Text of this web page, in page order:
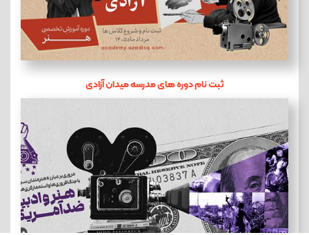
ثبت نام دوره های مدرسه میدان آزادی